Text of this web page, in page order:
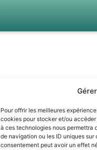
Pour offrir les meilleures
cookies pour stocker et/ou
à ces technologies nous permettra
de navigation ou les ID uniques
consentement peut avoir un effet